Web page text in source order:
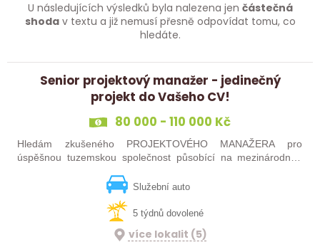
U následujících výsledků byla nalezena jen částečná
shodav textu a již nemusí přesně odpovídat tomu, co
hledáte.
Senior projektový manažer - jedinečný
projekt do Vašeho CV!
80 000 - 110 000 Kč
Hledám zkušeného PROJEKTOVÉHO MANAŽERA pro
úspěšnou tuzemskou společnost působící na mezinárodním
mechanika). Pokud se nebojíte výzvy v…
Služební auto
5 týdnů dovolené
více lokalit (5)